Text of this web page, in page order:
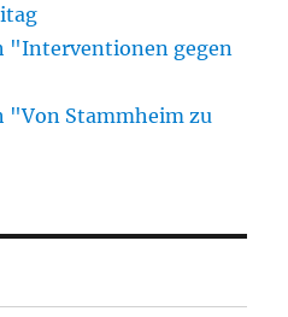
"Interventionen gegen
"Von Stammheim zu